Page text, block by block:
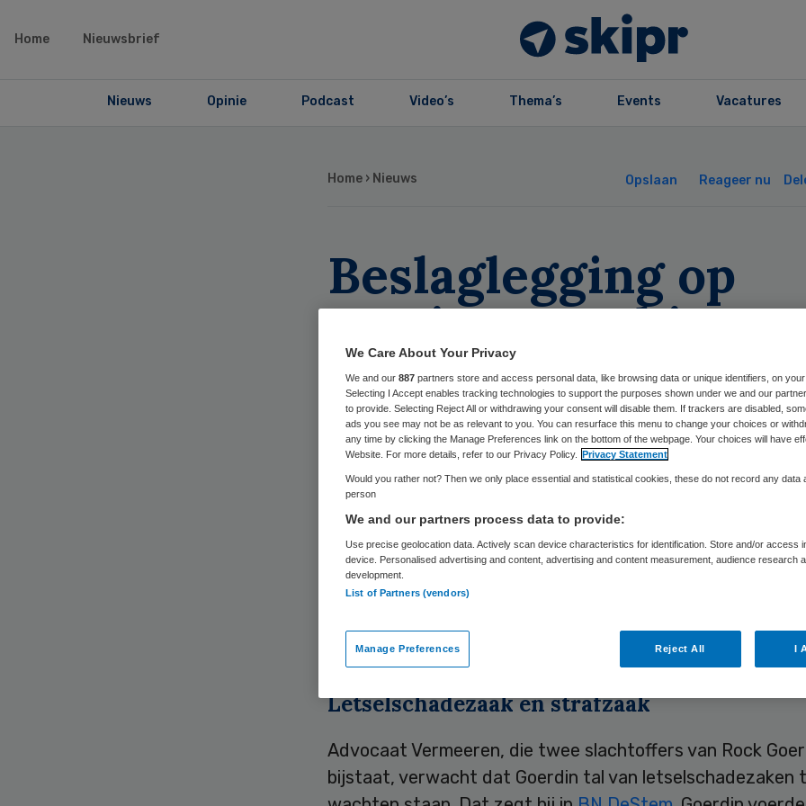
Home Nieuwsbrief
Nieuws Opinie Podcast Video’s Thema’s Events Vacatures
Home › Nieuws Opslaan Reageer nu
Beslaglegging op
woning nepchirurg
Goerdin
Skipr Redactie 18 mei 2010,08:33 168 keer gelezen
Er is beslag gelegd op de woning van de Haagse
Goerdin. Letseladvocaat Rob Vermeeren verwacht dat het
strafzaak tegen Goerdin komt nu het Medisch
gezet. Dit meldt BN De Stem.
Letselschadezaak en strafzaak
Advocaat Vermeeren, die twee slachtoffers van Rock
bijstaat, verwacht dat Goerdin tal van letselschadezaken
We Care About Your Privacy
We and our 887 partners store and access personal data, like browsing data or unique identifiers, on your
Selecting I Accept enables tracking technologies to support the purposes shown under we and our
to provide. Selecting Reject All or withdrawing your consent will disable them. If trackers are disabled,
ads you see may not be as relevant to you. You can resurface this menu to change your choices or
any time by clicking the Manage Preferences link on the bottom of the webpage. Your choices will have
Website. For more details, refer to our Privacy Policy. Privacy Statement
Would you rather not? Then we only place essential and statistical cookies, these do not record any data
person
We and our partners process data to provide:
Use precise geolocation data. Actively scan device characteristics for identification. Store and/or access
device. Personalised advertising and content, advertising and content measurement, audience research
development.
List of Partners (vendors)
Manage Preferences Reject All I